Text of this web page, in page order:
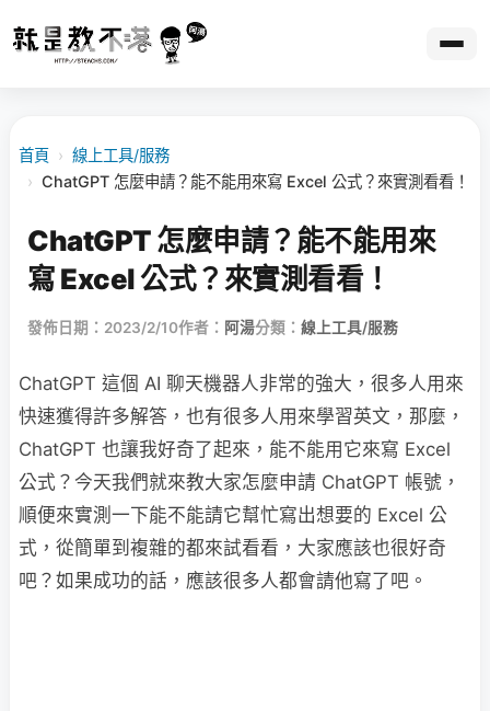
首頁 › 線上工具/服務
› ChatGPT 怎麼申請？能不能用來寫 Excel 公式？來實測看看！
ChatGPT 怎麼申請？能不能用來
寫 Excel 公式？來實測看看！
發佈日期：2023/2/10作者： 阿湯分類： 線上工具/服務
ChatGPT 這個 AI 聊天機器人非常的強大，很多人用來
快速獲得許多解答，也有很多人用來學習英文，那麼，
ChatGPT 也讓我好奇了起來，能不能用它來寫 Excel
公式？今天我們就來教大家怎麼申請 ChatGPT 帳號，
順便來實測一下能不能請它幫忙寫出想要的 Excel 公
式，從簡單到複雜的都來試看看，大家應該也很好奇
吧？如果成功的話，應該很多人都會請他寫了吧。